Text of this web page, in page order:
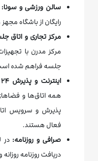
سالن ورزشی و سونا:
رایگان از باشگاه
مرکز تجاری و اتاق
مرکز مدرن با
جلسه فراهم شده
اینترنت و پذیرش ۲۴ ساعته:
همه اتاق‌ها و
پذیرش و سرویس
فعال هستند.
صرافی و روزنامه: در
دریافت روزنامه